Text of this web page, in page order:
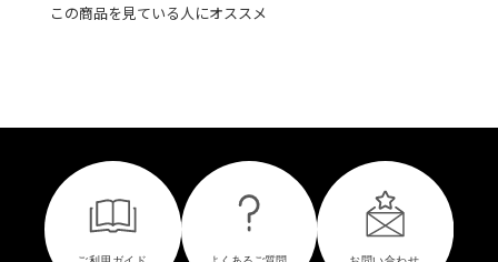
この商品を見ている人にオススメ